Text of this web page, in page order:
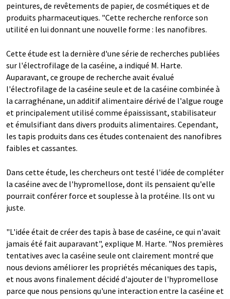
peintures, de revêtements de papier, de cosmétiques et de
produits pharmaceutiques. "Cette recherche renforce son
utilité en lui donnant une nouvelle forme : les nanofibres.
Cette étude est la dernière d'une série de recherches publiées
sur l'électrofilage de la caséine, a indiqué M. Harte.
Auparavant, ce groupe de recherche avait évalué
l'électrofilage de la caséine seule et de la caséine combinée à
la carraghénane, un additif alimentaire dérivé de l'algue rouge
et principalement utilisé comme épaississant, stabilisateur
et émulsifiant dans divers produits alimentaires. Cependant,
les tapis produits dans ces études contenaient des nanofibres
faibles et cassantes.
Dans cette étude, les chercheurs ont testé l'idée de compléter
la caséine avec de l'hypromellose, dont ils pensaient qu'elle
pourrait conférer force et souplesse à la protéine. Ils ont vu
juste.
"L'idée était de créer des tapis à base de caséine, ce qui n'avait
jamais été fait auparavant", explique M. Harte. "Nos premières
tentatives avec la caséine seule ont clairement montré que
nous devions améliorer les propriétés mécaniques des tapis,
et nous avons finalement décidé d'ajouter de l'hypromellose
parce que nous pensions qu'une interaction entre la caséine et